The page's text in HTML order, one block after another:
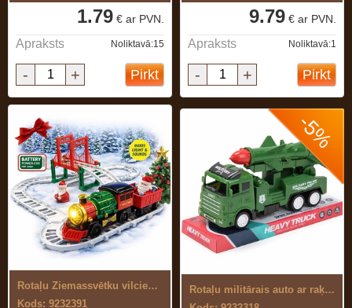
1.79 € ar PVN.
Apraksts Noliktavā:15
- + Pirkt
9.79 € ar PVN.
Apraksts Noliktavā:1
- + Pirkt
Rotaļu Ziemassvētku vilciens ar ...
Kods: 9232391
-5%
Rotaļu militārais auto ar raķeti